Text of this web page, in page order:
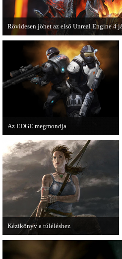
Rövidesen jöhet az első Unreal Engine 4
A Zombie Studios készölő játéka az
4-et fogja használni.
Az EDGE megmondja
Az egyik leghíresebb játékmagazin, az
EDGE is elmondja, hogy szerinte
melyek voltak idén a legjobb játékok.
Kézikönyv a túléléshez
manapság már kötelező videosorozatot.